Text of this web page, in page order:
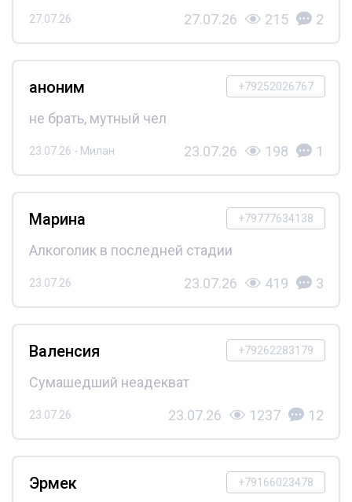
27.07.26 27.07.26 215 2
+79252026767
аноним
не брать, мутный чел
23.07.26 - Милан 23.07.26 198 1
+79777634138
Марина
Алкоголик в последней стадии
23.07.26 23.07.26 419 3
+79262283179
Валенсия
Сумашедший неадекват
23.07.26 23.07.26 1237 12
+79166023478
Эрмек